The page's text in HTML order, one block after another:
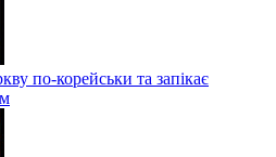
по-корейськи та запікає